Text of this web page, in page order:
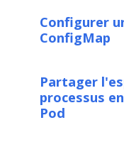
Configurer
ConfigMap
Partager
processus
Pod